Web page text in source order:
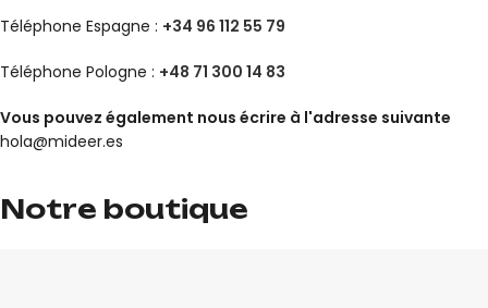
Téléphone Espagne : +34 96 112 55 79
Téléphone Pologne : +48 71 300 14 83
Vous pouvez également nous écrire à l'adresse suivante
hola@mideer.es
Notre boutique